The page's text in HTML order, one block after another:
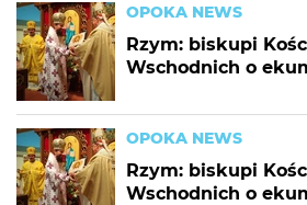
OPOKA NEWS
Rzym: biskupi
Wschodnich o
OPOKA NEWS
Rzym: biskupi
Wschodnich o